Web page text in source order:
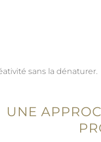
sans la dénaturer.
UNE